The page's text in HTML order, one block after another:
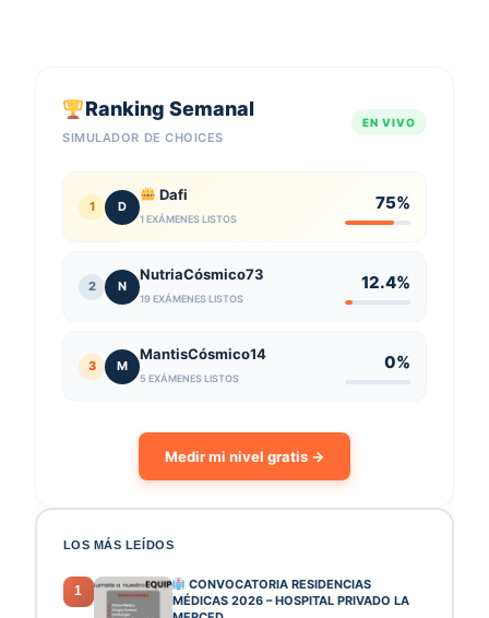
Ranking Semanal
SIMULADOR DE CHOICES
EN VIVO
1 D
Dafi
1 EXÁMENES LISTOS
75%
2 N
NutriaCósmico73
19 EXÁMENES LISTOS
12.4%
3 M
MantisCósmico14
5 EXÁMENES LISTOS
0%
Medir mi nivel gratis →
LOS MÁS LEÍDOS
1
CONVOCATORIA RESIDENCIAS
MÉDICAS 2026 – HOSPITAL PRIVADO LA